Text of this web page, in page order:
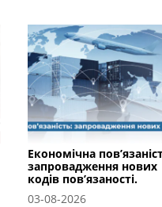
Економічна
запровадження нових
кодів пов’язаності.
03-08-2026